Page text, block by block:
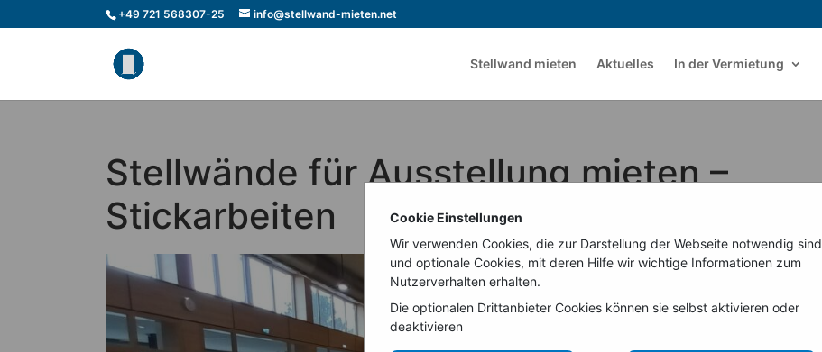
Cookie Einstellungen
Wir verwenden Cookies, die zur Darstellung der Webseite notwendig sind
und optionale Cookies, mit deren Hilfe wir wichtige Informationen zum
Nutzerverhalten erhalten.
Die optionalen Drittanbieter Cookies können sie selbst aktivieren oder
deaktivieren
+49 721 568307-25 info@stellwand-mieten.net
Stellwand mieten Aktuelles In der Vermietung
Stellwände für Ausstellung mieten –
Stickarbeiten